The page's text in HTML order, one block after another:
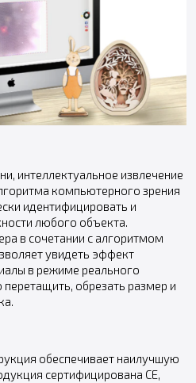
интеллектуальное извлечение
компьютерного зрения
идентифицировать и
любого объекта.
в сочетании с алгоритмом
увидеть эффект
в режиме реального
обрезать размер и
обеспечивает наилучшую
сертифицирована CE,